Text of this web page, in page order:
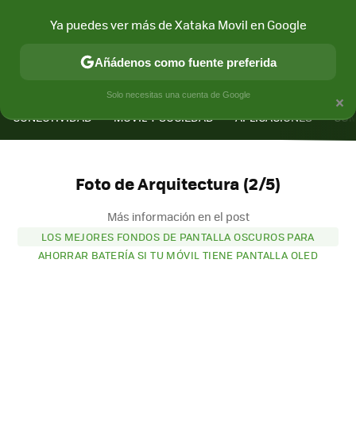
CONECTIVIDAD MÓVIL Y SOCIEDAD APLICACIONES
Foto de Arquitectura (2/5)
Más información en el post
LOS MEJORES FONDOS DE PANTALLA OSCUROS PARA
AHORRAR BATERÍA SI TU MÓVIL TIENE PANTALLA OLED
×
Ya puedes ver más de Xataka Movil en Google
Añádenos como fuente preferida
Solo necesitas una cuenta de Google